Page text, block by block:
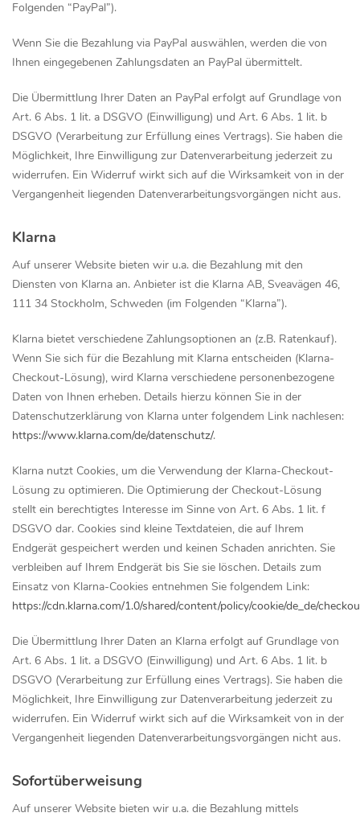
Folgenden “PayPal”).
Wenn Sie die Bezahlung via PayPal auswählen, werden die von
Ihnen eingegebenen Zahlungsdaten an PayPal übermittelt.
Die Übermittlung Ihrer Daten an PayPal erfolgt auf Grundlage von
Art. 6 Abs. 1 lit. a DSGVO (Einwilligung) und Art. 6 Abs. 1 lit. b
DSGVO (Verarbeitung zur Erfüllung eines Vertrags). Sie haben die
Möglichkeit, Ihre Einwilligung zur Datenverarbeitung jederzeit zu
widerrufen. Ein Widerruf wirkt sich auf die Wirksamkeit von in der
Vergangenheit liegenden Datenverarbeitungsvorgängen nicht aus.
Klarna
Auf unserer Website bieten wir u.a. die Bezahlung mit den
Diensten von Klarna an. Anbieter ist die Klarna AB, Sveavägen 46,
111 34 Stockholm, Schweden (im Folgenden “Klarna”).
Klarna bietet verschiedene Zahlungsoptionen an (z.B. Ratenkauf).
Wenn Sie sich für die Bezahlung mit Klarna entscheiden (Klarna-
Checkout-Lösung), wird Klarna verschiedene personenbezogene
Daten von Ihnen erheben. Details hierzu können Sie in der
Datenschutzerklärung von Klarna unter folgendem Link nachlesen:
https://www.klarna.com/de/datenschutz/.
Klarna nutzt Cookies, um die Verwendung der Klarna-Checkout-
Lösung zu optimieren. Die Optimierung der Checkout-Lösung
stellt ein berechtigtes Interesse im Sinne von Art. 6 Abs. 1 lit. f
DSGVO dar. Cookies sind kleine Textdateien, die auf Ihrem
Endgerät gespeichert werden und keinen Schaden anrichten. Sie
verbleiben auf Ihrem Endgerät bis Sie sie löschen. Details zum
Einsatz von Klarna-Cookies entnehmen Sie folgendem Link:
https://cdn.klarna.com/1.0/shared/content/policy/cookie/de_de/
Die Übermittlung Ihrer Daten an Klarna erfolgt auf Grundlage von
Art. 6 Abs. 1 lit. a DSGVO (Einwilligung) und Art. 6 Abs. 1 lit. b
DSGVO (Verarbeitung zur Erfüllung eines Vertrags). Sie haben die
Möglichkeit, Ihre Einwilligung zur Datenverarbeitung jederzeit zu
widerrufen. Ein Widerruf wirkt sich auf die Wirksamkeit von in der
Vergangenheit liegenden Datenverarbeitungsvorgängen nicht aus.
Sofortüberweisung
Auf unserer Website bieten wir u.a. die Bezahlung mittels